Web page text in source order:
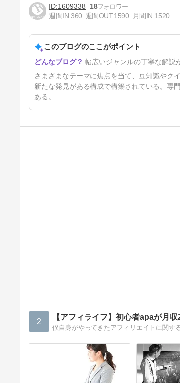
マンガ『オカルトちゃんは語れ
ない』に登場する高橋陽子たち
3日前
1609338
18
週間IN:360 週間OUT:1590 月間IN:1520
このブログのここがポイント
幅広いジャンルの丁寧な解説
さまざまなテーマに焦点を当て、豆知識やク
新たな発見がある構成で構築されている。専
ある。
2 【アフィライフ】初心者apaが月
僕自身がやってきたアフィリエイトに関す